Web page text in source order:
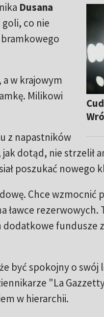
Dusana
goli, co nie
w krajowym
Milikowi
z napastników
jak dotąd, nie strzelił
poszukać nowego
Chce wzmocnić
ławce rezerwowych.
fundusze
być spokojny o
"La
w hierarchii.